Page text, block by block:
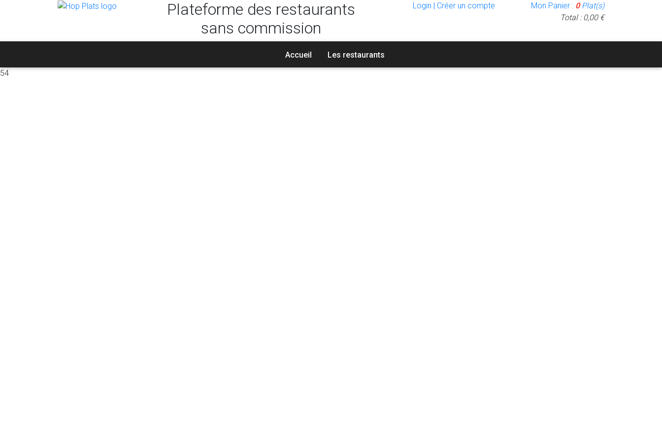
Plateforme des restaurants
sans commission
Login | Créer un compte Mon Panier : 0Plat(s)
Total : 0,00 €
Accueil
Les restaurants
54